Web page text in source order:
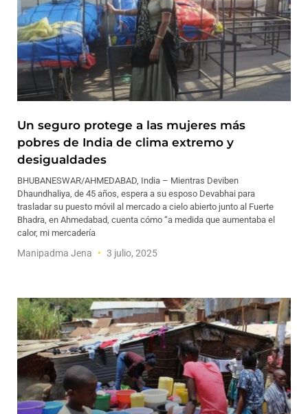
Un seguro protege a las mujeres más
pobres de India de clima extremo y
desigualdades
BHUBANESWAR/AHMEDABAD, India – Mientras Deviben
Dhaundhaliya, de 45 años, espera a su esposo Devabhai para
trasladar su puesto móvil al mercado a cielo abierto junto al Fuerte
Bhadra, en Ahmedabad, cuenta cómo “a medida que aumentaba el
calor, mi mercadería
Manipadma Jena 3 julio, 2025